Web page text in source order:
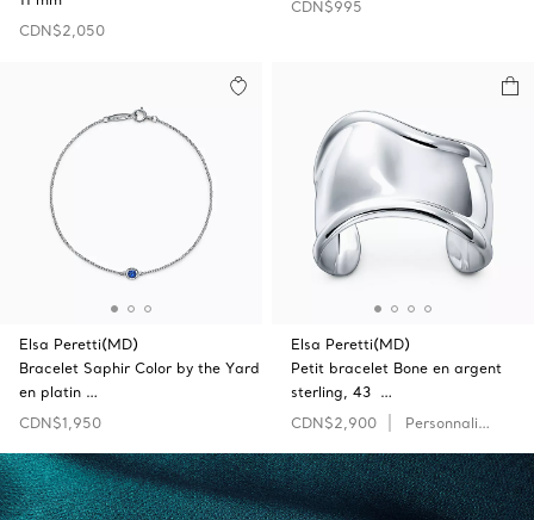
CDN$2,050
CDN$995
Elsa Peretti(MD)
Bracelet Saphir Color by the Yard
en platin …
CDN$1,950
Elsa Peretti(MD)
Petit bracelet Bone en argent
sterling, 43 …
CDN$2,900
Personnaliser